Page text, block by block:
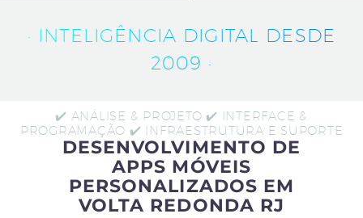
· INTELIGÊNCIA DIGITAL DESDE
2009 ·
✔️ ANÁLISE & PROJETO ✔️ INTERFACE &
PROGRAMAÇÃO ✔️ INFRAESTRUTURA E SUPORTE
DESENVOLVIMENTO DE
APPS MÓVEIS
PERSONALIZADOS EM
VOLTA REDONDA RJ